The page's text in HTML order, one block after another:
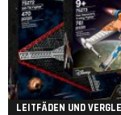
LEITFÄDEN UND